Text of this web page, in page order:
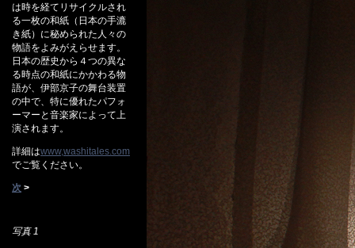
は時を経てリサイクルされ
る一枚の和紙（日本の手漉
き紙）に秘められた人々の
物語をよみがえらせます。
日本の歴史から４つの異な
る時点の和紙にかかわる物
語が、伊部京子の舞台装置
の中で、特に優れたパフォ
ーマーと音楽家によって上
演されます。
詳細はwww,washitales.com
でご覧ください。
次 >
写真 1